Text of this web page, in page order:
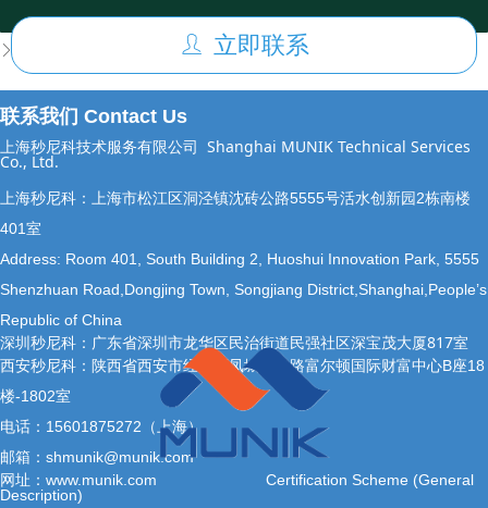
ꄲ ISO/IEC 42001 人工智能管理体系
ꄑ 立即联系
联系我们 Contact Us
上海秒尼科技术服务有限公司 Shanghai MUNIK Technical Services
Co., Ltd.
上海秒尼科：上海市松江区洞泾镇沈砖公路5555号活水创新园2栋南楼
401室
Address: Room 401, South Building 2, Huoshui Innovation Park, 5555
Shenzhuan Road,Dongjing Town, Songjiang District,Shanghai,People’s
Republic of China
深圳秒尼科：广东省深圳市龙华区民治街道民强社区深宝茂大厦817室
西安秒尼科：陕西省西安市经开区凤城十二路富尔顿国际财富中心B座18
楼-1802室
电话：15601875272（上海）
邮箱：shmunik@munik.com
网址：www.munik.com Certification Scheme (General
Description)